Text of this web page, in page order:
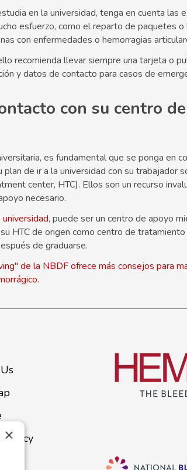
en la universidad, tenga en cuenta las
esfuerzo, como el reparto de paquetes
con enfermedades o hemorragias
recomienda llevar siempre una tarjeta o
y datos de contacto para casos de
con su centro
es fundamental que se ponga en
plan de ir a la universidad con su trabajador
center, HTC). Ellos son un recurso
necesario.
, puede ser un centro de apoyo
HTC de origen como centro de
de graduarse.
de la NBDF ofrece más consejos para
Policy
×